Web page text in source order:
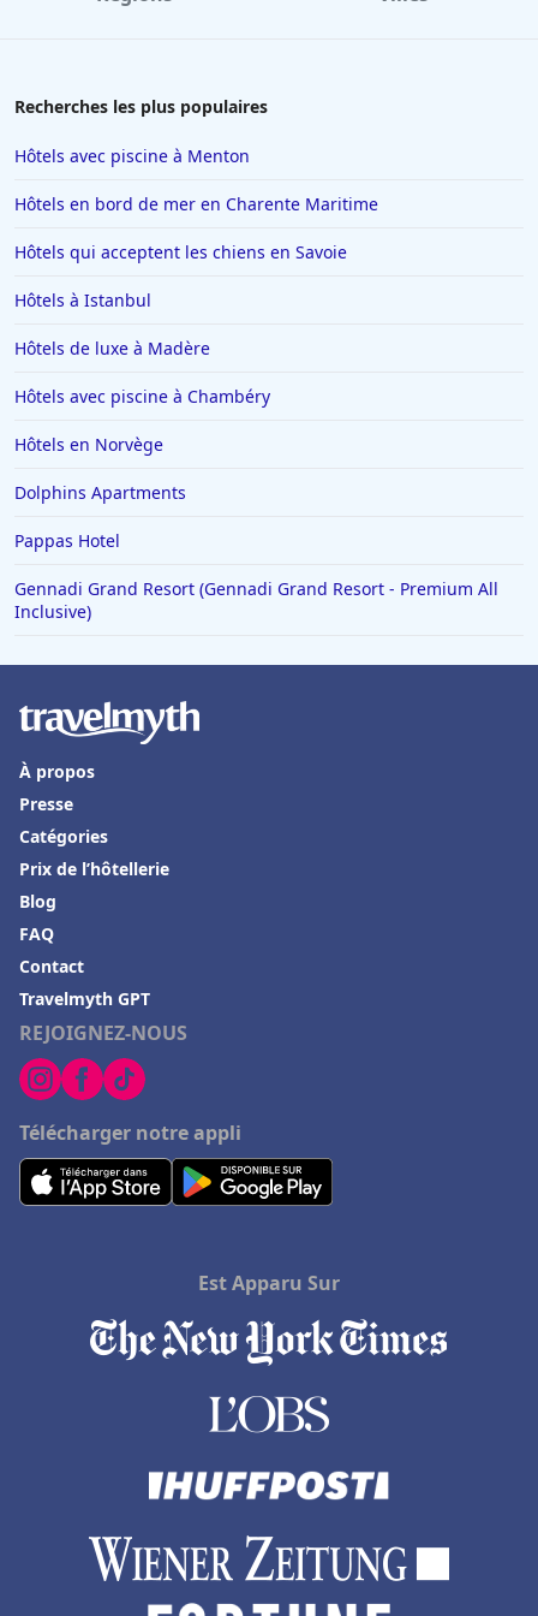
Hôtels en Savoie
Hôtels à Saint-Martin-de-Belleville
Hôtels à Chamonix-Mont-Blanc
Hôtels à Los Angeles
Hôtels à Genève
Hôtels à Drancy
Hôtels à Sydney
Hôtels à Pornic
Hôtels à Feurs
Hôtels à Pas de la Casa
Hôtels en Sardaigne
Hôtels dans le Haut-Rhin
Hôtels à Elbeuf
Hôtels à Bellagio
Hôtels en Croatie
Hôtels au Pays basque
Hôtels à Romorantin Lanthenay
Hôtels à Pontaillac
Hôtels à Sommieres
Hôtels à Versailles
Hôtels à Eaubonne
Hôtels à Sanary-sur-Mer
Hôtels dans les Landes
Hôtels à Villeneuve-sur-Lot
Hôtels à Vérone
Hôtels à Saint-Jacut-de-la-Mer
Hôtels à La Gacilly
Recherches les plus populaires
Hôtels avec piscine à Menton
Hôtels en bord de mer en Charente Maritime
Hôtels qui acceptent les chiens en Savoie
Hôtels à Istanbul
Hôtels de luxe à Madère
Hôtels avec piscine à Chambéry
Hôtels en Norvège
Dolphins Apartments
Pappas Hotel
Gennadi Grand Resort (Gennadi Grand Resort - Premium All
Inclusive)
REJOIGNEZ-NOUS
Télécharger notre appli
À propos
Presse
Catégories
Prix de l’hôtellerie
Blog
FAQ
Contact
Travelmyth GPT
Est Apparu Sur